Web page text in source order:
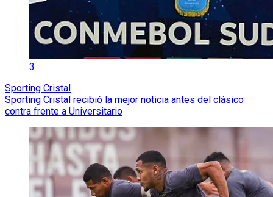
3
Sporting Cristal
Sporting Cristal recibió la mejor noticia antes del clásico
contra frente a Universitario